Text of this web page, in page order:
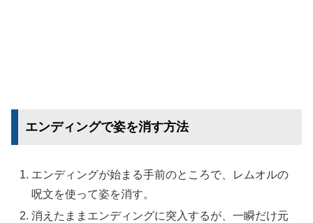
エンディングで姿を消す方法
エンディングが始まる手前のところで、レムオルの
呪文を使って姿を消す。
消えたままエンディングに突入するが、一瞬だけ元